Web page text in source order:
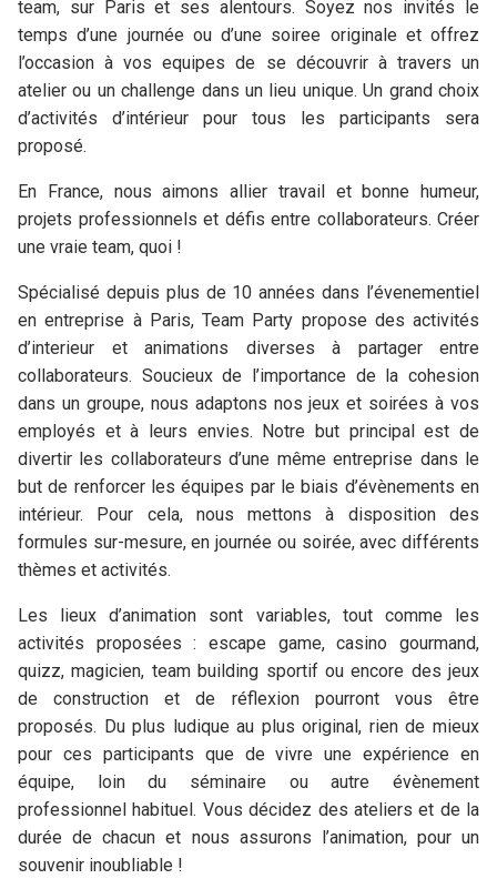
team, sur Paris et ses alentours. Soyez nos invités le
temps d’une journée ou d’une soiree originale et offrez
l’occasion à vos equipes de se découvrir à travers un
atelier ou un challenge dans un lieu unique. Un grand choix
d’activités d’intérieur pour tous les participants sera
proposé.
En France, nous aimons allier travail et bonne humeur,
projets professionnels et défis entre collaborateurs. Créer
une vraie team, quoi !
Spécialisé depuis plus de 10 années dans l’évenementiel
en entreprise à Paris, Team Party propose des activités
d’interieur et animations diverses à partager entre
collaborateurs. Soucieux de l’importance de la cohesion
dans un groupe, nous adaptons nos jeux et soirées à vos
employés et à leurs envies. Notre but principal est de
divertir les collaborateurs d’une même entreprise dans le
but de renforcer les équipes par le biais d’évènements en
intérieur. Pour cela, nous mettons à disposition des
formules sur-mesure, en journée ou soirée, avec différents
thèmes et activités.
Les lieux d’animation sont variables, tout comme les
activités proposées : escape game, casino gourmand,
quizz, magicien, team building sportif ou encore des jeux
de construction et de réflexion pourront vous être
proposés. Du plus ludique au plus original, rien de mieux
pour ces participants que de vivre une expérience en
équipe, loin du séminaire ou autre évènement
professionnel habituel. Vous décidez des ateliers et de la
durée de chacun et nous assurons l’animation, pour un
souvenir inoubliable !